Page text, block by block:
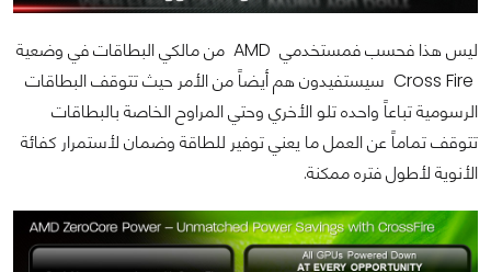
ليس هذا فحسب فمستخدمي AMD من مالكي البطاقات في وضعية
Cross Fire سيستفيدون هم أيضاً من الأمر حيث تتوقف البطاقات
الرسومية تباعاً واحده تلو الأخري وحتي المراوح الخاصة بالبطاقات
تتوقف تماماً عن العمل ما يعني توفير للطاقة وضمان لأستمرار كفائة
الأنوية لأطول فتره ممكنة.